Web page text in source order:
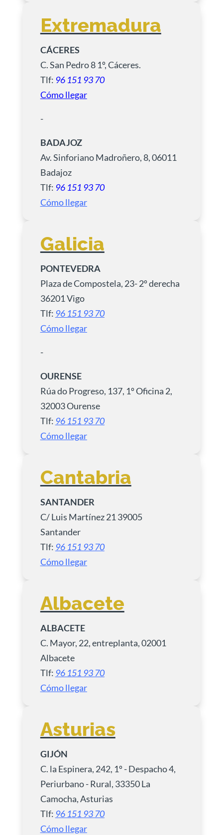
Extremadura
CÁCERES
C. San Pedro 8 1º, Cáceres.
Tlf: 96 151 93 70
Cómo llegar
-
BADAJOZ
Av. Sinforiano Madroñero, 8, 06011
Badajoz
Tlf: 96 151 93 70
Cómo llegar
Galicia
PONTEVEDRA
Plaza de Compostela, 23- 2º derecha
36201 Vigo
Tlf: 96 151 93 70
Cómo llegar
-
OURENSE
Rúa do Progreso, 137, 1º Oficina 2,
32003 Ourense
Tlf: 96 151 93 70
Cómo llegar
Cantabria
SANTANDER
C/ Luis Martínez 21 39005
Santander
Tlf: 96 151 93 70
Cómo llegar
Albacete
ALBACETE
C. Mayor, 22, entreplanta, 02001
Albacete
Tlf: 96 151 93 70
Cómo llegar
Asturias
GIJÓN
C. la Espinera, 242, 1º - Despacho 4,
Periurbano - Rural, 33350 La
Camocha, Asturias
Tlf: 96 151 93 70
Cómo llegar